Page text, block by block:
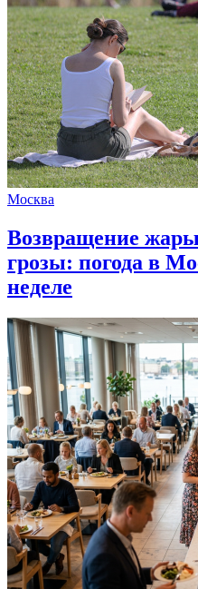
Москва
Возвращение
грозы: погода в
неделе